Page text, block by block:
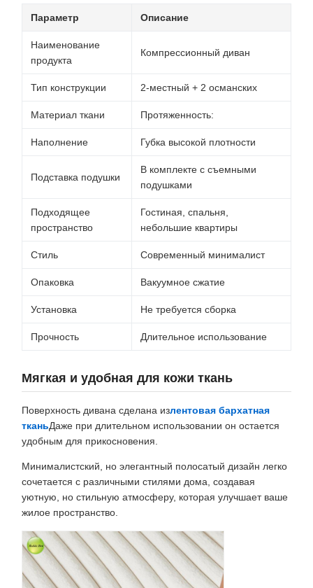
Параметр Описание
Наименование
продукта
Компрессионный диван
Тип конструкции 2-местный + 2 османских
Материал ткани Протяженность:
Наполнение Губка высокой плотности
Подставка подушки
В комплекте с съемными
подушками
Подходящее
пространство
Гостиная, спальня,
небольшие квартиры
Стиль Современный минималист
Опаковка Вакуумное сжатие
Установка Не требуется сборка
Прочность Длительное использование
Мягкая и удобная для кожи ткань
Поверхность дивана сделана излентовая бархатная
тканьДаже при длительном использовании он остается
удобным для прикосновения.
Минималистский, но элегантный полосатый дизайн легко
сочетается с различными стилями дома, создавая
уютную, но стильную атмосферу, которая улучшает ваше
жилое пространство.